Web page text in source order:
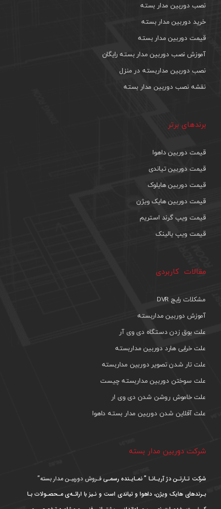
نصب دوربین مدار بسته
خرید دوربین مدار بسته
قیمت دوربین مدار بسته
آموزش نصب دوربین مدار بسته رایگان
نصب دوربین مداربسته در منزل
نقشه نصب دوربین مدار بسته
برندهای برتر
قیمت دوربین داهوا
قیمت دوربین تیاندی
قیمت دوربین هایلوک
قیمت دوربین هایک ویژن
قیمت ویپ گرند استریم
قیمت ویپ یالینک
مقالات کاربردی
مشکلات رایج DVR
آموزش دوربین مداربسته
علت بوق زدن دستگاه دی وی آر
علت خرابی هارد دوربین مداربسته
علت تار شدن تصویر دوربین مداربسته
علت سوختن دوربین مداربسته چیست
علت خاموش روشن شدن دی وی ار
علت آفلاین شدن دوربین مدار بسته داهوا
شرکت دوربین مدار بسته
شرکت تـارتـن دژ آریـانـا ” نمـایـنده رسمـیفـروش دوربیـن مدار بسته”
بـرندهای هایک ویژن، داهوا و تیاندی است و نـیز با ارائـه‌ی مـحصـولات بـا